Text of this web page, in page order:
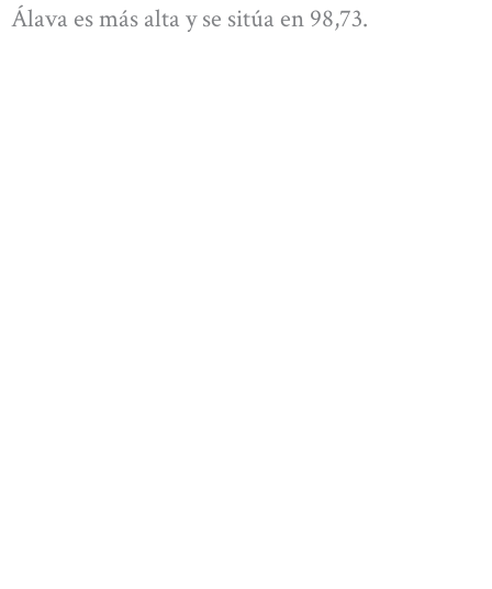
Álava es más alta y se sitúa en 98,73.